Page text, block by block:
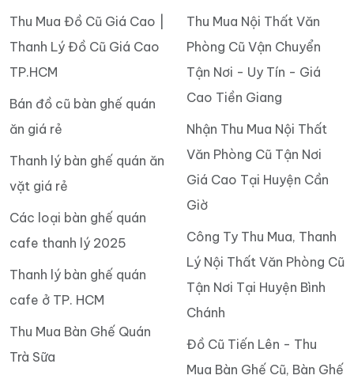
Thu Mua Đồ Cũ Giá Cao |
Thanh Lý Đồ Cũ Giá Cao
TP.HCM
Bán đồ cũ bàn ghế quán
ăn giá rẻ
Thanh lý bàn ghế quán ăn
vặt giá rẻ
Các loại bàn ghế quán
cafe thanh lý 2025
Thanh lý bàn ghế quán
cafe ở TP. HCM
Thu Mua Bàn Ghế Quán
Trà Sữa
Thu Mua Nội Thất Văn
Phòng Cũ Vận Chuyển
Tận Nơi - Uy Tín - Giá
Cao Tiền Giang
Nhận Thu Mua Nội Thất
Văn Phòng Cũ Tận Nơi
Giá Cao Tại Huyện Cần
Giờ
Công Ty Thu Mua, Thanh
Lý Nội Thất Văn Phòng Cũ
Tận Nơi Tại Huyện Bình
Chánh
Đồ Cũ Tiến Lên - Thu
Mua Bàn Ghế Cũ, Bàn Ghế